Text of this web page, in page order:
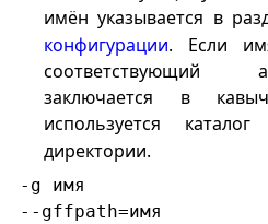
имён указывается в
конфигурации. Если
соответствующий
заключается в
используется каталог
директории.
-g имя
--gffpath=имя